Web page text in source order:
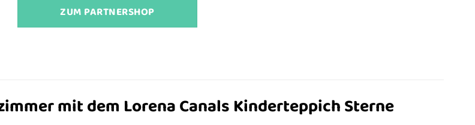
ZUM PARTNERSHOP
mit dem Lorena Canals Kinderteppich Sterne